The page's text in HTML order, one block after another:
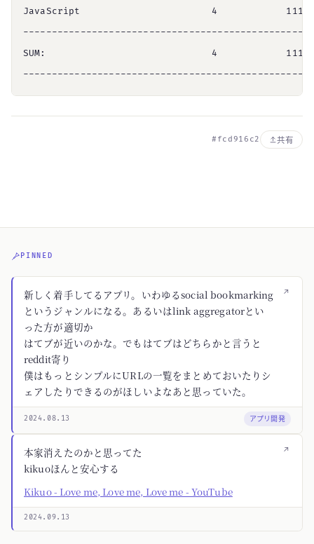
JavaScript                       4            111
SUM:                             4            111
#fcd916c2 共有
PINNED
↗
新しく着手してるアプリ。いわゆるsocial bookmarking
というジャンルになる。あるいはlink aggregatorとい
った方が適切か
はてブが近いのかな。でもはてブはどちらかと言うと
reddit寄り
僕はもっとシンプルにURLの一覧をまとめておいたりシ
ェアしたりできるのがほしいよなあと思っていた。
2024.08.13 アプリ開発
↗
本家消えたのかと思ってた
kikuoほんと安心する
Kikuo - Love me, Love me, Love me - YouTube
2024.09.13